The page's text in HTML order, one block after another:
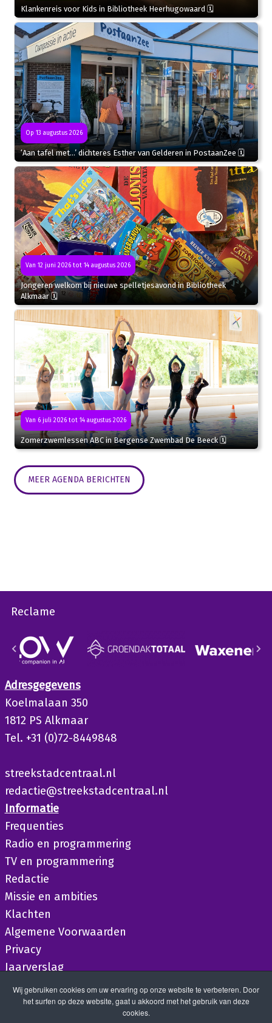
Klankenreis voor Kids in Bibliotheek Heerhugowaard 🗓
Op 13 augustus 2026
‘Aan tafel met…’ dichteres Esther van Gelderen in PostaanZee 🗓
Van 12 juni 2026 tot 14 augustus 2026
Jongeren welkom bij nieuwe spelletjesavond in Bibliotheek
Alkmaar 🗓
Van 6 juli 2026 tot 14 augustus 2026
Zomerzwemlessen ABC in Bergense Zwembad De Beeck 🗓
MEER AGENDA BERICHTEN
Reclame
Adresgegevens
Koelmalaan 350
1812 PS Alkmaar
Tel. +31 (0)72-8449848
streekstadcentraal.nl
redactie@streekstadcentraal.nl
Informatie
Frequenties
Radio en programmering
TV en programmering
Redactie
Missie en ambities
Klachten
Algemene Voorwaarden
Privacy
Jaarverslag
Wij gebruiken cookies om uw ervaring op onze website te verbeteren. Door
het surfen op deze website, gaat u akkoord met het gebruik van deze
cookies.